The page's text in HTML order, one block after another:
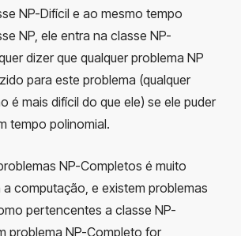
NP-Difícil e ao mesmo tempo
NP, ele entra na classe NP-
dizer que qualquer problema NP
para este problema (qualquer
é mais difícil do que ele) se ele puder
tempo polinomial.
NP-Completos é muito
computação, e existem problemas
pertencentes a classe NP-
problema NP-Completo for